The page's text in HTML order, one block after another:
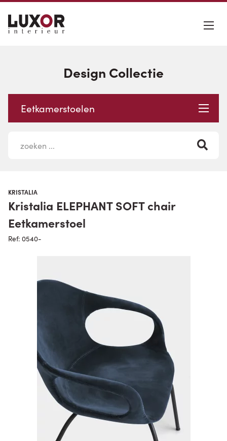
Design Collectie
Eetkamerstoelen
KRISTALIA
Kristalia ELEPHANT SOFT chair
Eetkamerstoel
Ref: 0540-